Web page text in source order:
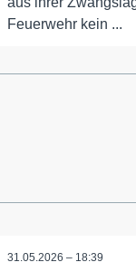
Feuerwehr kein ...
31.05.2026 – 18:39